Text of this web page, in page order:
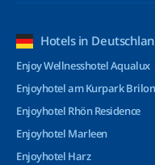
Hotels in
Enjoy Wellnesshotel Aqualux
Enjoyhotel am Kurpark Brilon
Enjoyhotel Rhön Residence
Enjoyhotel Marleen
Enjoyhotel Harz